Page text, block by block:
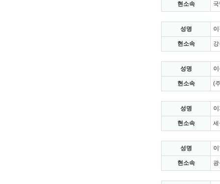
현소속
성명
현소속
성명
현소속 (
성명
현소속
성명
현소속